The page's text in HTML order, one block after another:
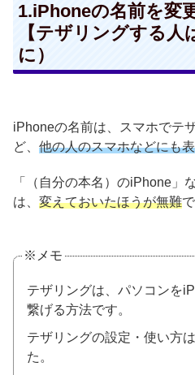
1.iPhoneの名前を変
【テザリングする人
に）
iPhoneの名前は、スマホでテ
ど、 他の人のスマホなどにも
「（自分の本名）のiPhone」
は、 変えておいたほうが無難
※メモ
テザリングは、パソコンを
繋げる方法です。
テザリングの設定・使い方
た。